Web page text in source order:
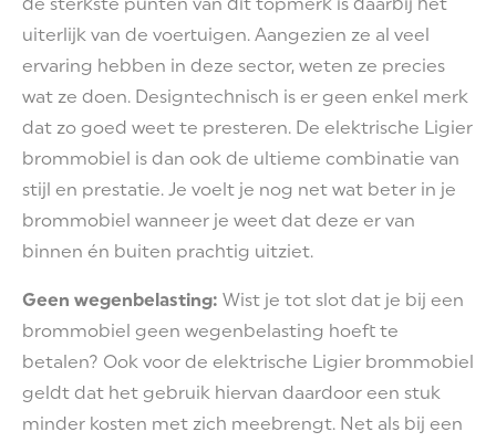
uiterlijk van de voertuigen. Aangezien ze al veel
ervaring hebben in deze sector, weten ze precies
wat ze doen. Designtechnisch is er geen enkel merk
dat zo goed weet te presteren. De elektrische Ligier
brommobiel is dan ook de ultieme combinatie van
stijl en prestatie. Je voelt je nog net wat beter in je
brommobiel wanneer je weet dat deze er van
binnen én buiten prachtig uitziet.
Geen wegenbelasting: Wist je tot slot dat je bij een
brommobiel geen wegenbelasting hoeft te
betalen? Ook voor de elektrische Ligier brommobiel
geldt dat het gebruik hiervan daardoor een stuk
minder kosten met zich meebrengt. Net als bij een